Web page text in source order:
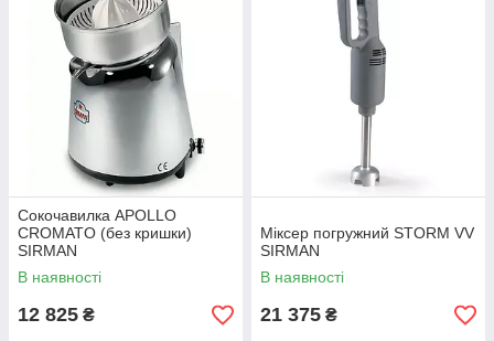
Сокочавилка APOLLO
CROMATO (без кришки)
SIRMAN
В наявності
12 825 ₴
Міксер погружний STORM VV
SIRMAN
В наявності
21 375 ₴